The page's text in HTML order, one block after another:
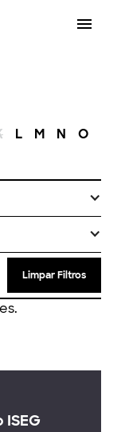
L M N O
Limpar Filtros